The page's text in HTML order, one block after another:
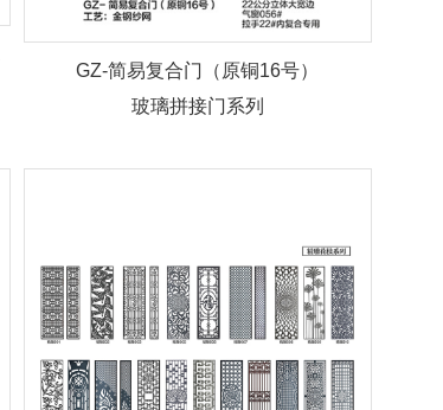
GZ-简易复合门（原铜16号）
玻璃拼接门系列